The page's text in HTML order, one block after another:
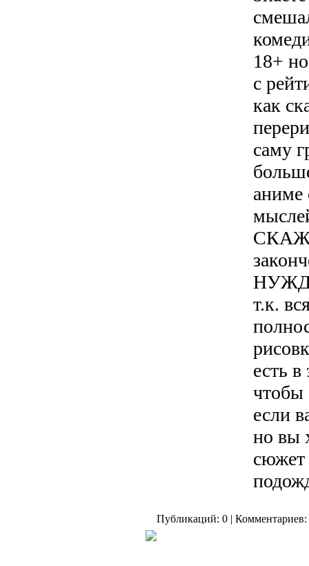
18+
с
как
саму
аниме
т.к.
есть
если
но вы
сюжет
Публикаций: 0 | Комментариев: